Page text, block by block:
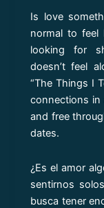
Is love
normal to feel
looking for
doesn’t feel
“The Things I
connections in
and free
dates.
¿Es el amor
sentirnos
busca tener